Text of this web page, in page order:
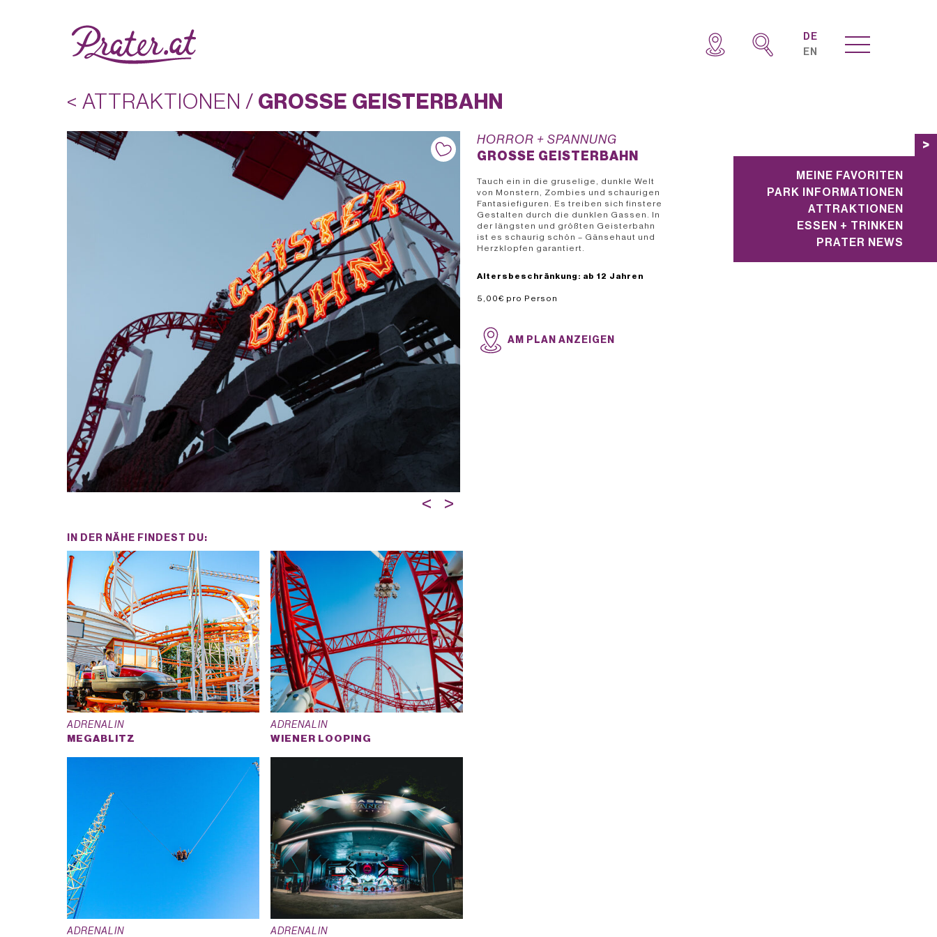
DE
EN
>
MEINE FAVORITEN
PARK INFORMATIONEN
ATTRAKTIONEN
ESSEN + TRINKEN
PRATER NEWS
< ATTRAKTIONEN / GROSSE GEISTERBAHN
< >
HORROR + SPANNUNG
GROSSE GEISTERBAHN
Tauch ein in die gruselige, dunkle Welt
von Monstern, Zombies und schaurigen
Fantasiefiguren. Es treiben sich finstere
Gestalten durch die dunklen Gassen. In
der längsten und größten Geisterbahn
ist es schaurig schön – Gänsehaut und
Herzklopfen garantiert.
Altersbeschränkung: ab 12 Jahren
AM PLAN ANZEIGEN
IN DER NÄHE FINDEST DU:
ADRENALIN
MEGABLITZ
ADRENALIN
WIENER LOOPING
ADRENALIN ADRENALIN